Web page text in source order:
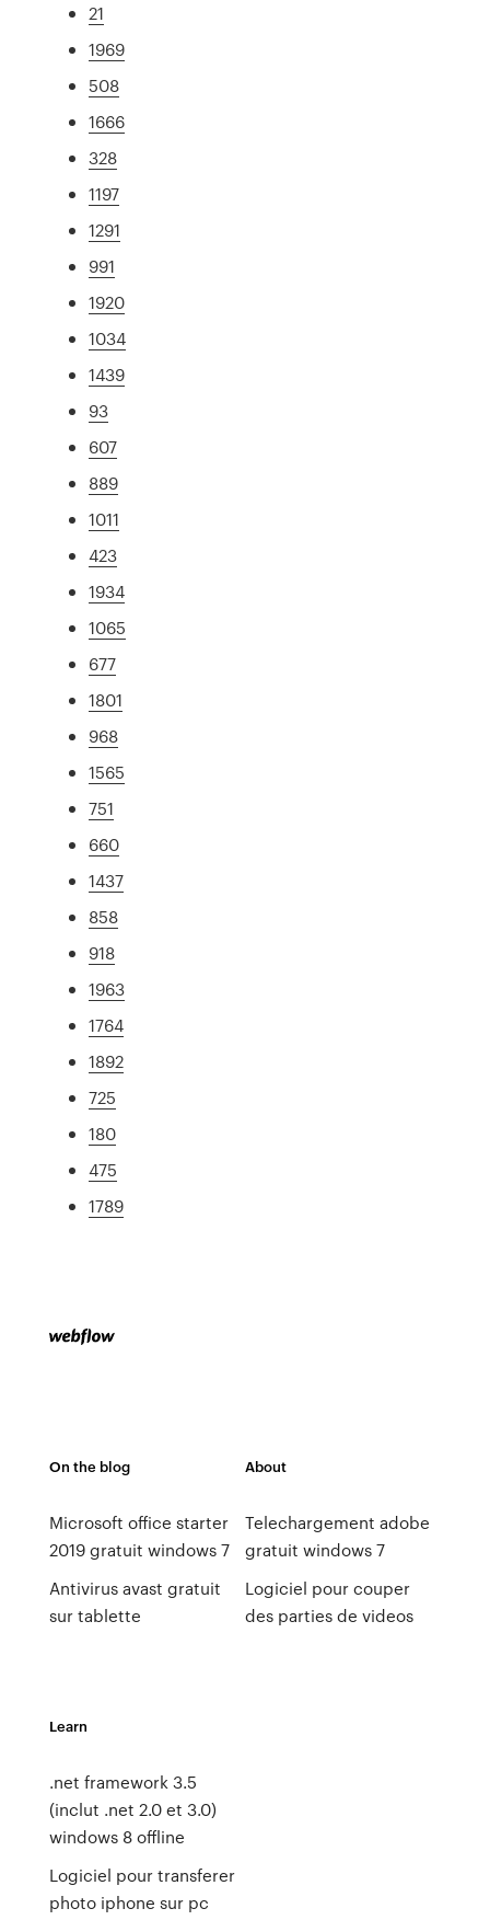
21
1969
508
1666
328
1197
1291
991
1920
1034
1439
93
607
889
1011
423
1934
1065
677
1801
968
1565
751
660
1437
858
918
1963
1764
1892
725
180
475
1789
On the blog
Microsoft office starter
2019 gratuit windows 7
Antivirus avast gratuit
sur tablette
About
Telechargement adobe
gratuit windows 7
Logiciel pour couper
des parties de videos
Learn
.net framework 3.5
(inclut .net 2.0 et 3.0)
windows 8 offline
Logiciel pour transferer
photo iphone sur pc